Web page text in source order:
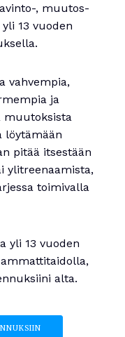
, muutos-
13 vuoden
vahvempia,
ja
muutoksista
löytämään
pitää itsestään
ylitreenaamista,
toimivalla
yli 13 vuoden
alta.